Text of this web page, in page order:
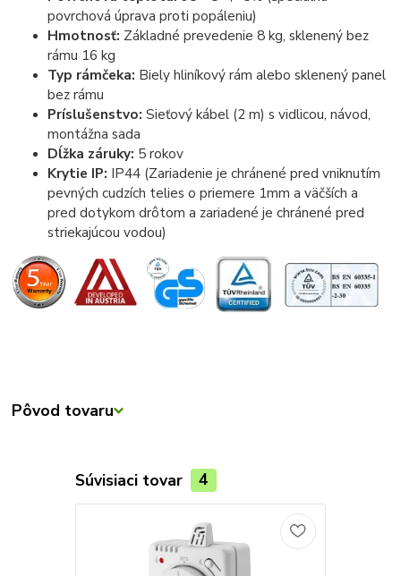
povrchová úprava proti popáleniu)
Hmotnosť: Základné prevedenie 8 kg, sklenený bez
rámu 16 kg
Typ rámčeka: Biely hliníkový rám alebo sklenený panel
bez rámu
Príslušenstvo: Sieťový kábel (2 m) s vidlicou, návod,
montážna sada
Dĺžka záruky: 5 rokov
Krytie IP: IP44 (Zariadenie je chránené pred vniknutím
pevných cudzích telies o priemere 1mm a väčších a
pred dotykom drôtom a zariadené je chránené pred
striekajúcou vodou)
Pôvod tovaru
Súvisiaci tovar 4